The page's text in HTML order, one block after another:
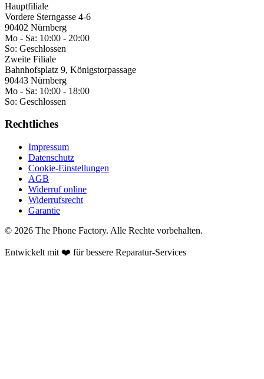
Hauptfiliale
Vordere Sterngasse 4-6
90402 Nürnberg
Mo - Sa: 10:00 - 20:00
So: Geschlossen
Zweite Filiale
Bahnhofsplatz 9, Königstorpassage
90443 Nürnberg
Mo - Sa: 10:00 - 18:00
So: Geschlossen
Rechtliches
Impressum
Datenschutz
Cookie-Einstellungen
AGB
Widerruf online
Widerrufsrecht
Garantie
© 2026 The Phone Factory. Alle Rechte vorbehalten.
Entwickelt mit ❤️ für bessere Reparatur-Services